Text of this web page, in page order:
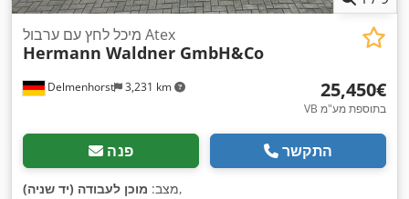
Delmenhorst 3,231 km
מיכל לחץ עם ערבול Atex
Hermann Waldner GmbH&Co
‏25,450 ‏€
VB בתוספת מע"מ
פנה התקשר
מצב: מוכן לעבודה (יד שניה) ,